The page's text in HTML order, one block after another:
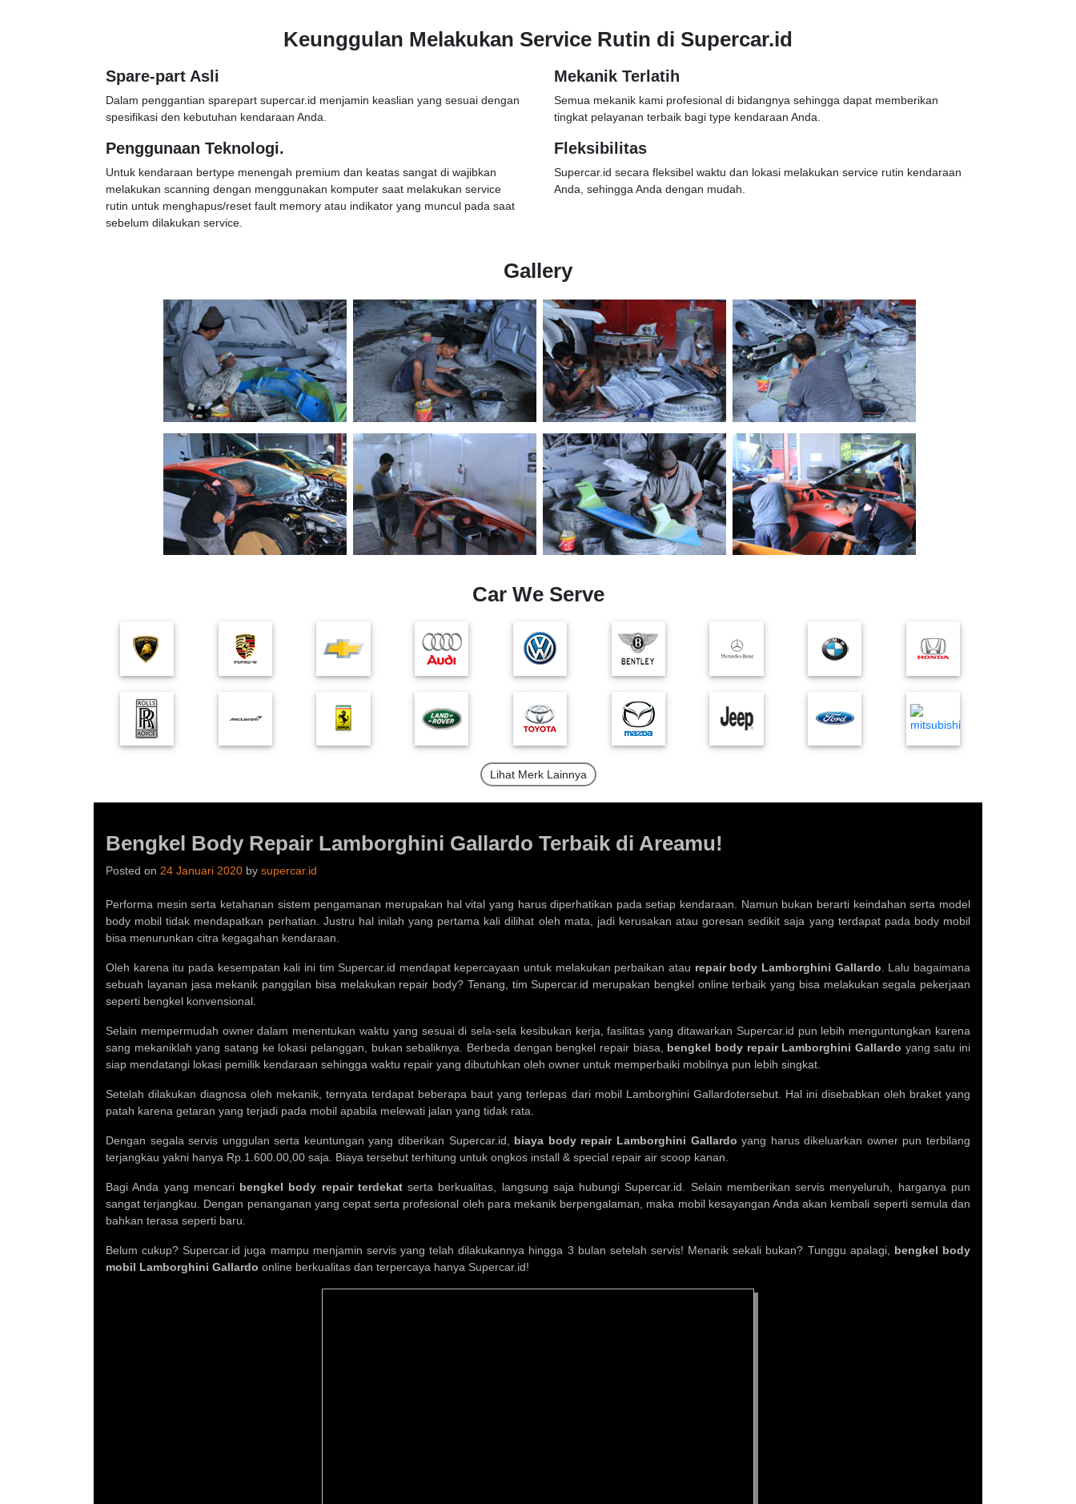
Keunggulan Melakukan Service Rutin di Supercar.id
Spare-part Asli
Dalam penggantian sparepart supercar.id menjamin keaslian yang sesuai dengan
spesifikasi den kebutuhan kendaraan Anda.
Mekanik Terlatih
Semua mekanik kami profesional di bidangnya sehingga dapat memberikan
tingkat pelayanan terbaik bagi type kendaraan Anda.
Penggunaan Teknologi.
Untuk kendaraan bertype menengah premium dan keatas sangat di wajibkan
melakukan scanning dengan menggunakan komputer saat melakukan service
rutin untuk menghapus/reset fault memory atau indikator yang muncul pada saat
sebelum dilakukan service.
Fleksibilitas
Supercar.id secara fleksibel waktu dan lokasi melakukan service rutin kendaraan
Anda, sehingga Anda dengan mudah.
Gallery
Car We Serve
Lihat Merk Lainnya
Bengkel Body Repair Lamborghini Gallardo Terbaik di Areamu!
Posted on 24 Januari 2020 by supercar.id
Performa mesin serta ketahanan sistem pengamanan merupakan hal vital yang harus diperhatikan pada setiap kendaraan. Namun bukan berarti keindahan serta model
body mobil tidak mendapatkan perhatian. Justru hal inilah yang pertama kali dilihat oleh mata, jadi kerusakan atau goresan sedikit saja yang terdapat pada body mobil
bisa menurunkan citra kegagahan kendaraan.
Oleh karena itu pada kesempatan kali ini tim Supercar.id mendapat kepercayaan untuk melakukan perbaikan atau repair body Lamborghini Gallardo . Lalu bagaimana
sebuah layanan jasa mekanik panggilan bisa melakukan repair body? Tenang, tim Supercar.id merupakan bengkel online terbaik yang bisa melakukan segala pekerjaan
seperti bengkel konvensional.
Selain mempermudah owner dalam menentukan waktu yang sesuai di sela-sela kesibukan kerja, fasilitas yang ditawarkan Supercar.id pun lebih menguntungkan karena
sang mekaniklah yang satang ke lokasi pelanggan, bukan sebaliknya. Berbeda dengan bengkel repair biasa, bengkel body repair Lamborghini Gallardo yang satu ini
siap mendatangi lokasi pemilik kendaraan sehingga waktu repair yang dibutuhkan oleh owner untuk memperbaiki mobilnya pun lebih singkat.
Setelah dilakukan diagnosa oleh mekanik, ternyata terdapat beberapa baut yang terlepas dari mobil Lamborghini Gallardotersebut. Hal ini disebabkan oleh braket yang
patah karena getaran yang terjadi pada mobil apabila melewati jalan yang tidak rata.
Dengan segala servis unggulan serta keuntungan yang diberikan Supercar.id, biaya body repair Lamborghini Gallardo yang harus dikeluarkan owner pun terbilang
terjangkau yakni hanya Rp.1.600.00,00 saja. Biaya tersebut terhitung untuk ongkos install & special repair air scoop kanan.
Bagi Anda yang mencari bengkel body repair terdekatserta berkualitas, langsung saja hubungi Supercar.id. Selain memberikan servis menyeluruh, harganya pun
sangat terjangkau. Dengan penanganan yang cepat serta profesional oleh para mekanik berpengalaman, maka mobil kesayangan Anda akan kembali seperti semula dan
bahkan terasa seperti baru.
Belum cukup? Supercar.id juga mampu menjamin servis yang telah dilakukannya hingga 3 bulan setelah servis! Menarik sekali bukan? Tunggu apalagi, bengkel body
mobil Lamborghini Gallardo online berkualitas dan terpercaya hanya Supercar.id!